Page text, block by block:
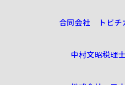
合同会社 トビチ
中村文昭税理